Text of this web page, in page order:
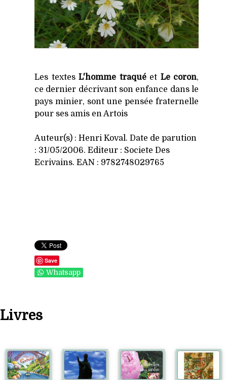
Les textes L'homme traquéet Le coron,
ce dernier décrivant son enfance dans le
pays minier, sont une pensée fraternelle
pour ses amis en Artois
Auteur(s) : Henri Koval. Date de parution
: 31/05/2006. Editeur : Societe Des
Ecrivains. EAN : 9782748029765
Save
Whatsapp
Livres